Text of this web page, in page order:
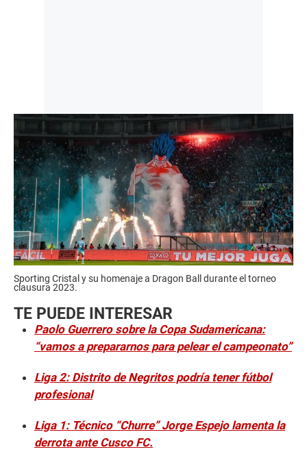
Sporting Cristal y su homenaje a Dragon Ball durante el torneo
clausura 2023.
TE PUEDE INTERESAR
Paolo Guerrero sobre la Copa Sudamericana:
“vamos a prepararnos para pelear el campeonato”
Liga 2: Distrito de Negritos podría tener fútbol
profesional
Liga 1: Técnico “Churre” Jorge Espejo lamenta la
derrota ante Cusco FC.